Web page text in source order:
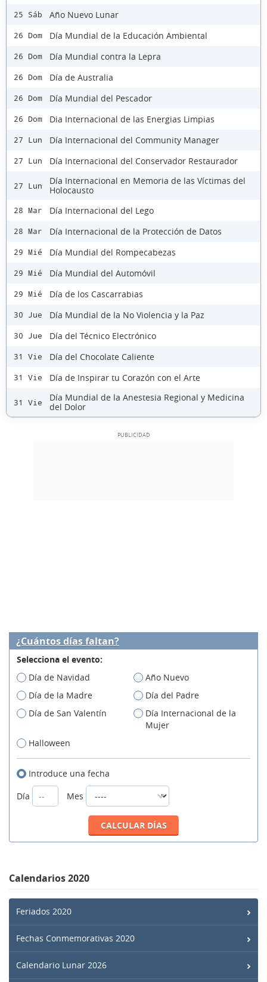
25 Sáb Año Nuevo Lunar
26 Dom Día Mundial de la Educación Ambiental
26 Dom Día Mundial contra la Lepra
26 Dom Día de Australia
26 Dom Día Mundial del Pescador
26 Dom Dia Internacional de las Energias Limpias
27 Lun Día Internacional del Community Manager
27 Lun Día Internacional del Conservador Restaurador
27 Lun
Día Internacional en Memoria de las Víctimas del
Holocausto
28 Mar Día Internacional del Lego
28 Mar Día Internacional de la Protección de Datos
29 Mié Día Mundial del Rompecabezas
29 Mié Día Mundial del Automóvil
29 Mié Día de los Cascarrabias
30 Jue Día Mundial de la No Violencia y la Paz
30 Jue Día del Técnico Electrónico
31 Vie Día del Chocolate Caliente
31 Vie Día de Inspirar tu Corazón con el Arte
31 Vie
Día Mundial de la Anestesia Regional y Medicina
del Dolor
¿Cuántos días faltan?
Selecciona el evento:
Día de Navidad
Año Nuevo
Día de la Madre
Día del Padre
Día de San Valentín
Día Internacional de la
Mujer
Halloween
Introduce una fecha
Día
Mes
Calendarios 2020
Feriados 2020
Fechas Conmemorativas 2020
Calendario Lunar 2026